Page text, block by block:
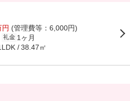
円 (管理費等：6,000円)
礼金 1ヶ月
38.47㎡